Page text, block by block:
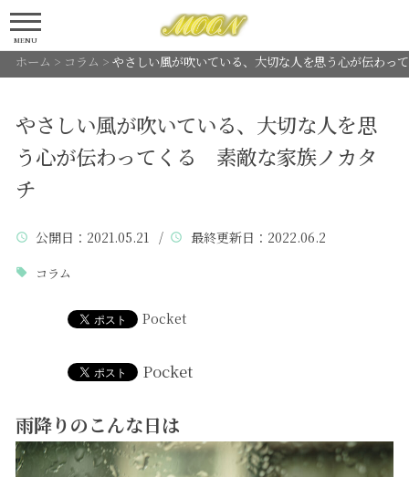
MENU
ホーム > コラム > やさしい風が吹いている、大切な人を思う心が伝わっ
やさしい風が吹いている、大切な人を思
う心が伝わってくる 素敵な家族ノカタ
チ
公開日 ：2021.05.21 / 最終更新日 ：2022.06.2
コラム
Pocket
Pocket
雨降りのこんな日は